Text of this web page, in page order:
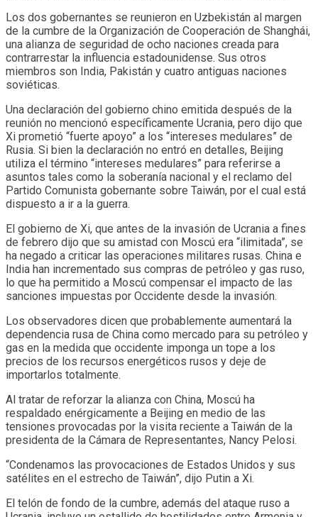
Los dos gobernantes se reunieron en Uzbekistán al margen
de la cumbre de la Organización de Cooperación de Shanghái,
una alianza de seguridad de ocho naciones creada para
contrarrestar la influencia estadounidense. Sus otros
miembros son India, Pakistán y cuatro antiguas naciones
soviéticas.
Una declaración del gobierno chino emitida después de la
reunión no mencionó específicamente Ucrania, pero dijo que
Xi prometió “fuerte apoyo” a los “intereses medulares” de
Rusia. Si bien la declaración no entró en detalles, Beijing
utiliza el término “intereses medulares” para referirse a
asuntos tales como la soberanía nacional y el reclamo del
Partido Comunista gobernante sobre Taiwán, por el cual está
dispuesto a ir a la guerra.
El gobierno de Xi, que antes de la invasión de Ucrania a fines
de febrero dijo que su amistad con Moscú era “ilimitada”, se
ha negado a criticar las operaciones militares rusas. China e
India han incrementado sus compras de petróleo y gas ruso,
lo que ha permitido a Moscú compensar el impacto de las
sanciones impuestas por Occidente desde la invasión.
Los observadores dicen que probablemente aumentará la
dependencia rusa de China como mercado para su petróleo y
gas en la medida que occidente imponga un tope a los
precios de los recursos energéticos rusos y deje de
importarlos totalmente.
Al tratar de reforzar la alianza con China, Moscú ha
respaldado enérgicamente a Beijing en medio de las
tensiones provocadas por la visita reciente a Taiwán de la
presidenta de la Cámara de Representantes, Nancy Pelosi.
“Condenamos las provocaciones de Estados Unidos y sus
satélites en el estrecho de Taiwán”, dijo Putin a Xi.
El telón de fondo de la cumbre, además del ataque ruso a